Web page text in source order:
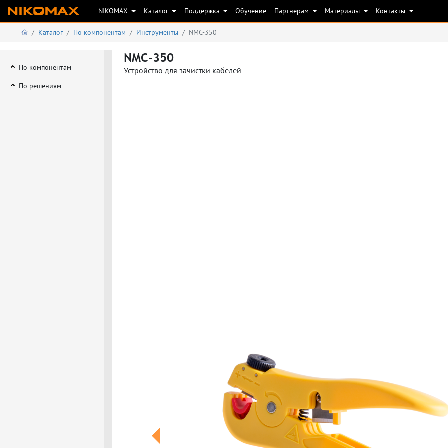
NIKOMAX Каталог Поддержка Обучение Партнерам Материалы Контакты
Каталог По компонентам Инструменты NMC-350
По компонентам
По решениям
NMC-350
Устройство для зачистки кабелей